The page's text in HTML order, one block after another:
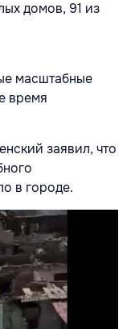
домов, 91 из
масштабные
время
заявил, что
в городе.